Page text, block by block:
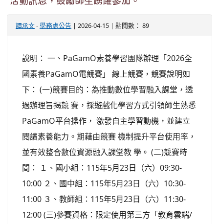
譚承文-學務處公告 | 2026-04-15 | 點閱數： 89
說明： 一、PaGamO素養學習團隊辦理「2026全
國素養PaGamO電競賽」 線上競賽，競賽說明如
下： (一)競賽目的：為推動數位學習融入課堂，透
過辦理旨揭競 賽，採遊戲化學習方式引領師生熟悉
PaGamO平台操作， 激發自主學習動機，並建立
閱讀素養能力。期藉由競賽 機制提升平台使用率，
並有效整合數位資源融入課堂教 學。 (二)競賽時
間： １、國小組：115年5月23日（六）09:30-
10:00 ２、國中組：115年5月23日（六）10:30-
11:00 ３、教師組：115年5月23日（六）11:30-
12:00 (三)參賽資格：限定使用第三方「教育雲端/